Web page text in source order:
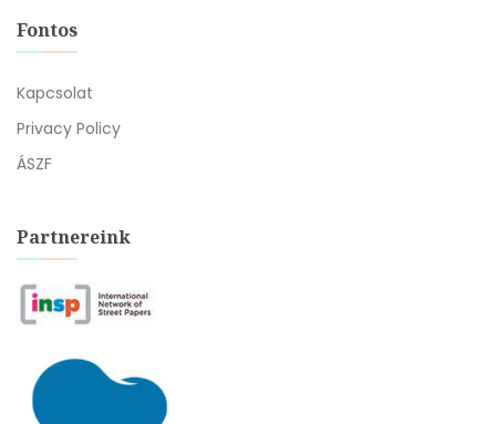
Fontos
Kapcsolat
Privacy Policy
ÁSZF
Partnereink